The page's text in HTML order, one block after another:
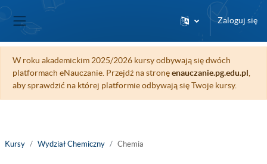
Przejdź do głównej zawartości
Panel boczny
Zaloguj się
W roku akademickim 2025/2026 kursy odbywają się dwóch
platformach eNauczanie. Przejdź na stronęenauczanie.pg.edu.pl
aby sprawdzić na której platformie odbywają się Twoje kursy.
Kursy Wydział Chemiczny Chemia